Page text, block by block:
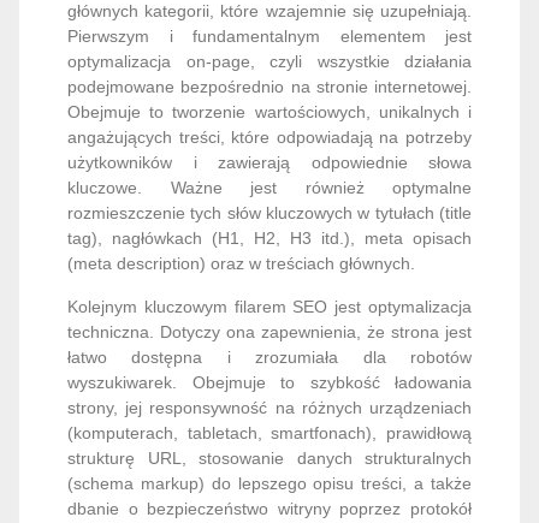
głównych kategorii, które wzajemnie się uzupełniają.
Pierwszym i fundamentalnym elementem jest
optymalizacja on-page, czyli wszystkie działania
podejmowane bezpośrednio na stronie internetowej.
Obejmuje to tworzenie wartościowych, unikalnych i
angażujących treści, które odpowiadają na potrzeby
użytkowników i zawierają odpowiednie słowa
kluczowe. Ważne jest również optymalne
rozmieszczenie tych słów kluczowych w tytułach (title
tag), nagłówkach (H1, H2, H3 itd.), meta opisach
(meta description) oraz w treściach głównych.
Kolejnym kluczowym filarem SEO jest optymalizacja
techniczna. Dotyczy ona zapewnienia, że strona jest
łatwo dostępna i zrozumiała dla robotów
wyszukiwarek. Obejmuje to szybkość ładowania
strony, jej responsywność na różnych urządzeniach
(komputerach, tabletach, smartfonach), prawidłową
strukturę URL, stosowanie danych strukturalnych
(schema markup) do lepszego opisu treści, a także
dbanie o bezpieczeństwo witryny poprzez protokół